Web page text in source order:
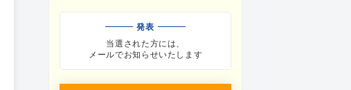
発表
当選された方には、
メールでお知らせいたします